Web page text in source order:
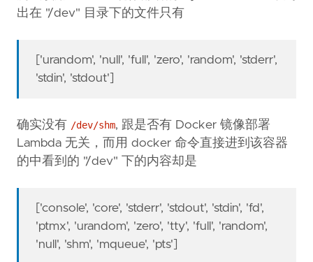
出在 "/dev" 目录下的文件只有
['urandom', 'null', 'full', 'zero', 'random', 'stderr',
'stdin', 'stdout']
确实没有 /dev/shm, 跟是否有 Docker 镜像部署
Lambda 无关，而用 docker 命令直接进到该容器
的中看到的 "/dev" 下的内容却是
['console', 'core', 'stderr', 'stdout', 'stdin', 'fd',
'ptmx', 'urandom', 'zero', 'tty', 'full', 'random',
'null', 'shm', 'mqueue', 'pts']